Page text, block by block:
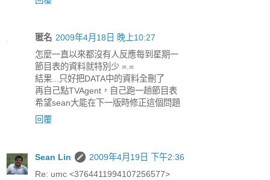
匿名 2009年4月18日 晚上10:27
怎麼一直以來都沒有人反應每到星期一
節目表的資料就特別少 =.=
結果...只好把DATA中的資料全刪了
再自己點TVAgent，自己跑一趟節目表
希望sean大能在下一版時修正這個問題
回覆
Sean Lin
2009年4月19日 下午2:36
Re: umc <3764411994107256577>